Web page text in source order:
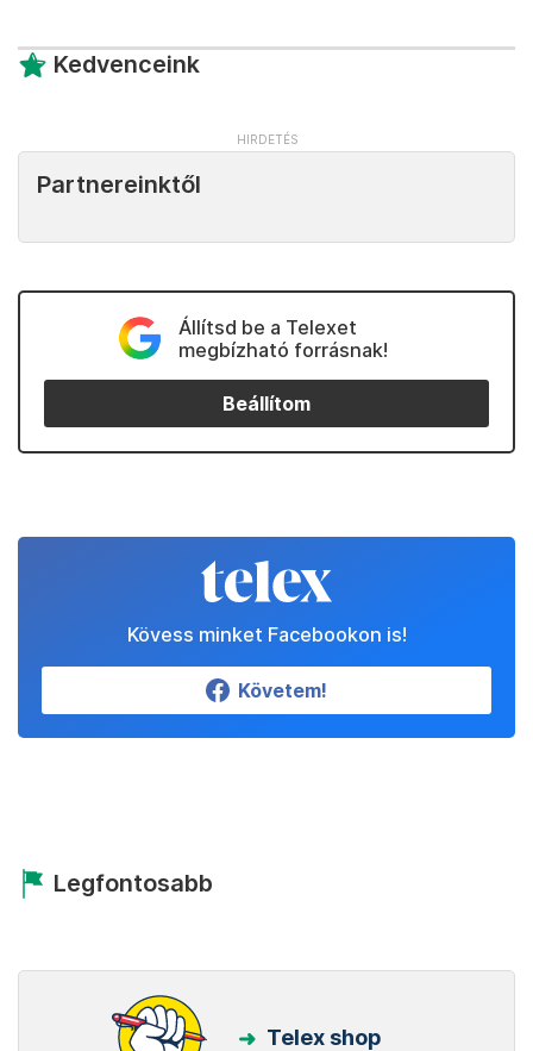
Kedvenceink
Partnereinktől
Állítsd be a Telexet
megbízható forrásnak!
Beállítom
Kövess minket Facebookon is!
Követem!
Legfontosabb
Telex shop